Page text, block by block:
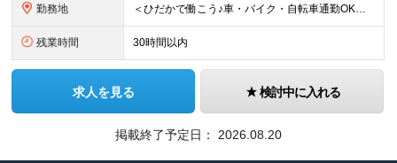
勤務地 ＜ひだかで働こう♪車・バイク・自転車通勤OK！埼玉エリア勤務＞ 埼玉県日高市大字田波目581-3（日高市役所の近く） └転勤なし！ └通勤費上限3万円まで支給 └駐車場完備 【社員の方のお住まい先】
残業時間 30時間以内
求人を見る 検討中に入れる
掲載終了予定日： 2026.08.20